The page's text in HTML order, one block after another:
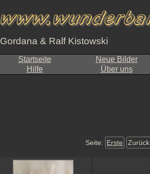
Gordana & Ralf Kistowski
Startseite Neue Bilder
Hilfe
Über uns
Seite: Erste Zurück